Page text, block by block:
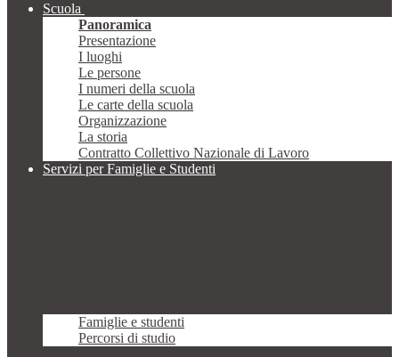
Scuola
Panoramica
Presentazione
I luoghi
Le persone
I numeri della scuola
Le carte della scuola
Organizzazione
La storia
Contratto Collettivo Nazionale di Lavoro
Servizi per Famiglie e Studenti
Famiglie e studenti
Percorsi di studio